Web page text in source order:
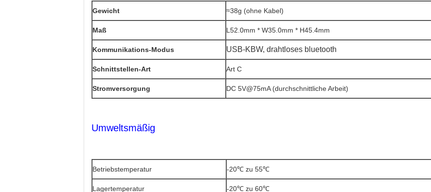
Gewicht ≈38g (ohne Kabel)
Maß L52.0mm * W35.0mm * H45.4mm
Kommunikations-Modus USB-KBW, drahtloses bluetooth
Schnittstellen-Art Art C
Stromversorgung DC 5V@75mA (durchschnittliche Arbeit)
Umweltsmäßig
Betriebstemperatur -20℃ zu 55℃
Lagertemperatur -20℃ zu 60℃